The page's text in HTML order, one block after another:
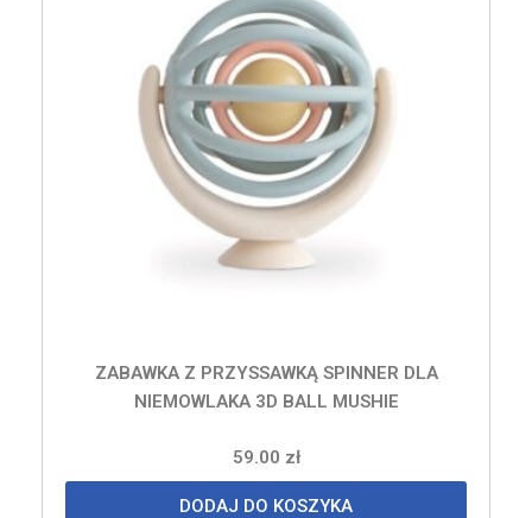
ZABAWKA Z PRZYSSAWKĄ SPINNER DLA
NIEMOWLAKA 3D BALL MUSHIE
59.00 zł
DODAJ DO KOSZYKA